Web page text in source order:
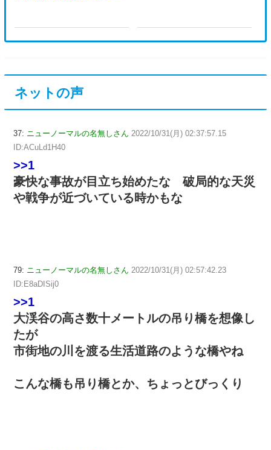
ネットの声
37: ニューノーマルの名無しさん 2022/10/31(月) 02:37:57.15
ID:ACuLd1H40
>>1
豪快な事故が目立ち始めたな 破局的な天災
や戦争が近づいている時かもな
79: ニューノーマルの名無しさん 2022/10/31(月) 02:57:42.23
ID:E8aDISij0
>>1
大渓谷の高さ数十メートルの吊り橋を想像し
たが
市街地の川を渡る生活道路のような橋やね
こんな橋も吊り橋とか、ちょっとびっくり